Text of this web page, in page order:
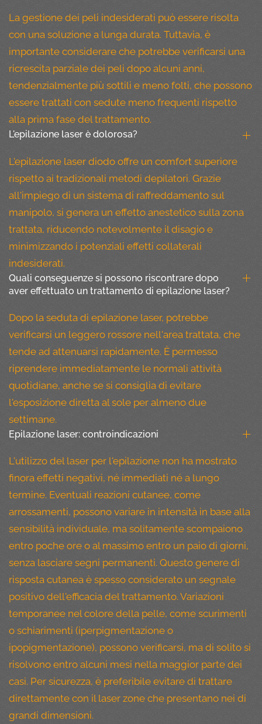
La gestione dei peli indesiderati può essere risolta
con una soluzione a lunga durata. Tuttavia, è
importante considerare che potrebbe verificarsi una
ricrescita parziale dei peli dopo alcuni anni,
tendenzialmente più sottili e meno folti, che possono
essere trattati con sedute meno frequenti rispetto
alla prima fase del trattamento.
L'epilazione laser è dolorosa?
L'epilazione laser diodo offre un comfort superiore
rispetto ai tradizionali metodi depilatori. Grazie
all'impiego di un sistema di raffreddamento sul
manipolo, si genera un effetto anestetico sulla zona
trattata, riducendo notevolmente il disagio e
minimizzando i potenziali effetti collaterali
indesiderati.
Quali conseguenze si possono riscontrare dopo
aver effettuato un trattamento di epilazione laser?
Dopo la seduta di epilazione laser, potrebbe
verificarsi un leggero rossore nell'area trattata, che
tende ad attenuarsi rapidamente. È permesso
riprendere immediatamente le normali attività
quotidiane, anche se si consiglia di evitare
l'esposizione diretta al sole per almeno due
settimane.
Epilazione laser: controindicazioni
L'utilizzo del laser per l'epilazione non ha mostrato
finora effetti negativi, né immediati né a lungo
termine. Eventuali reazioni cutanee, come
arrossamenti, possono variare in intensità in base alla
sensibilità individuale, ma solitamente scompaiono
entro poche ore o al massimo entro un paio di giorni,
senza lasciare segni permanenti. Questo genere di
risposta cutanea è spesso considerato un segnale
positivo dell'efficacia del trattamento. Variazioni
temporanee nel colore della pelle, come scurimenti
o schiarimenti (iperpigmentazione o
ipopigmentazione), possono verificarsi, ma di solito si
risolvono entro alcuni mesi nella maggior parte dei
casi. Per sicurezza, è preferibile evitare di trattare
direttamente con il laser zone che presentano nei di
grandi dimensioni.